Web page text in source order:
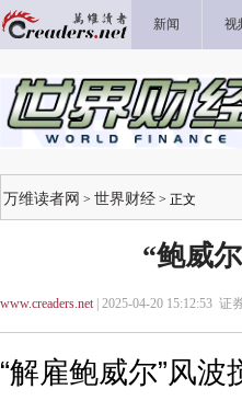
新闻 视
万维读者网 > 世界财经 > 正文
“鲍威
www.creaders.net| 2025-04-20 15:12:53 证
“解雇鲍威尔”风波